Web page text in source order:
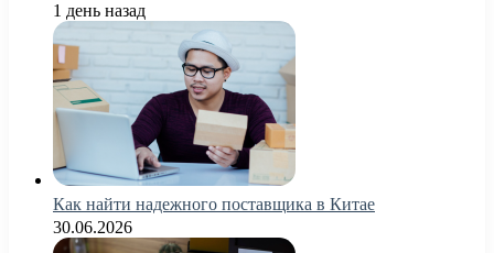
1 день назад
Как найти надежного поставщика в Китае
30.06.2026